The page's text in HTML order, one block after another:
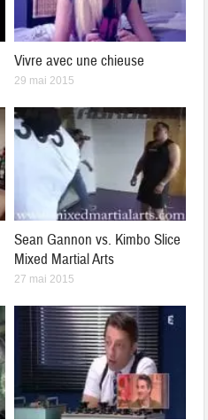
Vivre avec une chieuse
29 mai 2015
Sean Gannon vs. Kimbo Slice
Mixed Martial Arts
27 mai 2015